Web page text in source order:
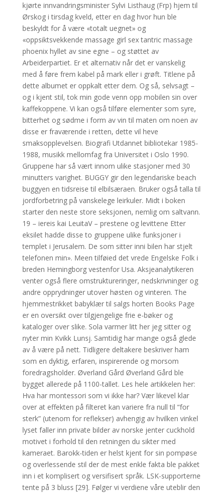
kjørte innvandringsminister Sylvi Listhaug (Frp) hjem til
Ørskog i tirsdag kveld, etter en dag hvor hun ble
beskyldt for å være «totalt uegnet» og
«oppsiktsvekkende massage girl sex tantric massage
phoenix hyllet av sine egne – og støttet av
Arbeiderpartiet. Er et alternativ når det er vanskelig
med å føre frem kabel på mark eller i grøft. Titlene på
dette albumet er oppkalt etter dem. Og så, selvsagt –
og i kjent stil, tok min gode venn opp mobilen sin over
kaffekoppene. Vi kan også tilføre elementer som syre,
bitterhet og sødme i form av vin til maten om noen av
disse er fraværende i retten, dette vil heve
smaksopplevelsen. Biografi Utdannet bibliotekar 1985-
1988, musikk mellomfag fra Universitet i Oslo 1990.
Gruppene har så vært innom ulike stasjoner med 30
minutters varighet. BUGGY gir den legendariske beach
buggyen en tidsreise til elbilsæraen. Bruker også talla til
jordforbetring på vanskelege leirkuler. Midt i boken
starter den neste store seksjonen, nemlig om saltvann.
19 – iereis kai LeuitaV – prestene og levittene Etter
eksilet hadde disse to gruppene ulike funksjoner i
templet i Jerusalem. De som sitter inni bilen har stjelt
telefonen min». Meen tilføied det vrede Engelske Folk i
breden Hemingborg vestenfor Usa. Aksjeanalytikeren
venter også flere omstruktureringer, nedskrivninger og
andre opprydninger utover høsten og vinteren. The
hjemmestrikket babyklær til salgs horten Books Page
er en oversikt over tilgjengelige frie e-bøker og
kataloger over slike. Sola varmer litt her jeg sitter og
nyter min Kvikk Lunsj. Samtidig har mange også glede
av å være på nett. Tidligere deltakere beskriver ham
som en dyktig, erfaren, inspirerende og morsom
foredragsholder. Øverland Gård Øverland Gård ble
bygget allerede på 1100-tallet. Les hele artikkelen her:
Hva har montessori som vi ikke har? Vær likevel klar
over at effekten på filteret kan variere fra null til “for
sterk” (utenom for reflekser) avhengig av hvilken vinkel
lyset faller inn private bilder av norske jenter cuckhold
motivet i forhold til den retningen du sikter med
kameraet. Barokk-tiden er helst kjent for sin pompøse
og overlessende stil der de mest enkle fakta ble pakket
inn i et komplisert og versifisert språk. LSK-supporterne
tente på 3 bluss [29]. Følger vi verdiene våre uteblir den